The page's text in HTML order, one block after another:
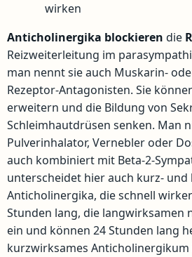
wirken
Anticholinergika blockieren die
Reizweiterleitung im
man nennt sie auch Muskarin-
Rezeptor-Antagonisten. Sie
erweitern und die Bildung von
Schleimhautdrüsen senken. Man
Pulverinhalator, Vernebler oder
auch kombiniert mit Beta-2-
unterscheidet hier auch kurz-
Anticholinergika, die schnell
Stunden lang, die langwirksamen
ein und können 24 Stunden lang
kurzwirksames